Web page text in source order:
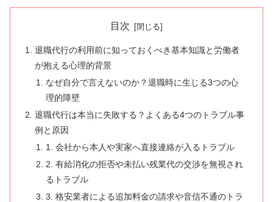
目次
退職代行の利用前に知っておくべき基本知識と労働者
が抱える心理的背景
なぜ自分で言えないのか？退職時に生じる3つの心
理的障壁
退職代行は本当に失敗する？よくある4つのトラブル事
例と原因
1. 会社から本人や実家へ直接連絡が入るトラブル
2. 有給消化の拒否や未払い残業代の交渉を無視され
るトラブル
3. 格安業者による追加料金の請求や音信不通のトラ